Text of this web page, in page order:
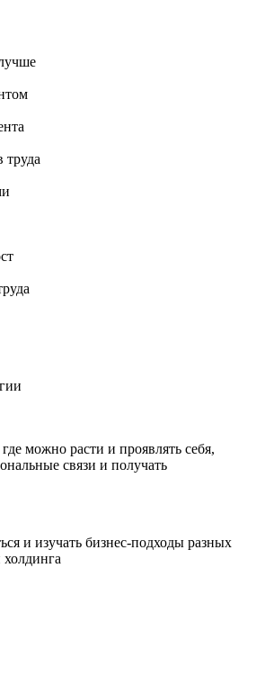
труда
можно расти и проявлять себя,
связи и получать
и изучать бизнес-подходы разных